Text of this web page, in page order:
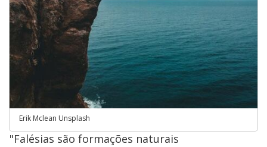
Erik Mclean Unsplash
"Falésias são formações naturais